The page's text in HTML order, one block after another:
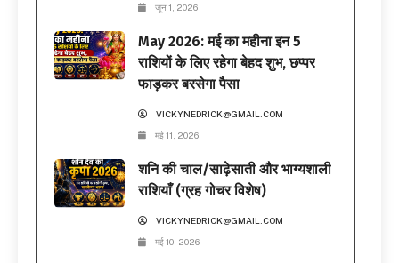
जून 1, 2026
May 2026: मई का महीना इन 5
राशियों के लिए रहेगा बेहद शुभ, छप्पर
फाड़कर बरसेगा पैसा
VICKYNEDRICK@GMAIL.COM
मई 11, 2026
शनि की चाल/साढ़ेसाती और भाग्यशाली
राशियाँ (ग्रह गोचर विशेष)
VICKYNEDRICK@GMAIL.COM
मई 10, 2026